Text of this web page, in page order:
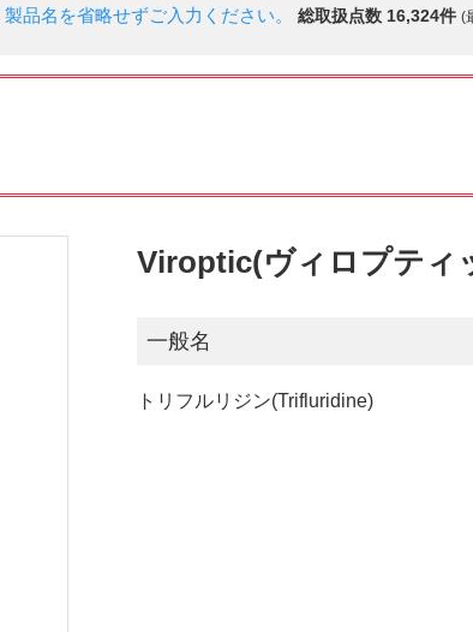
製品名を省略せずご入力ください。 総取扱点数 16,324件 (
Viroptic(ヴィロプティ
一般名
トリフルリジン(Trifluridine)